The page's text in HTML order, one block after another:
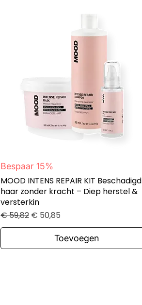
Snel overzicht
Bespaar 15%
MOOD INTENS REPAIR KIT Beschadigd
haar zonder kracht – Diep herstel &
versterkin
Normale prijs
€ 59,82 Verkoopprijs
€ 50,85
Toevoegen